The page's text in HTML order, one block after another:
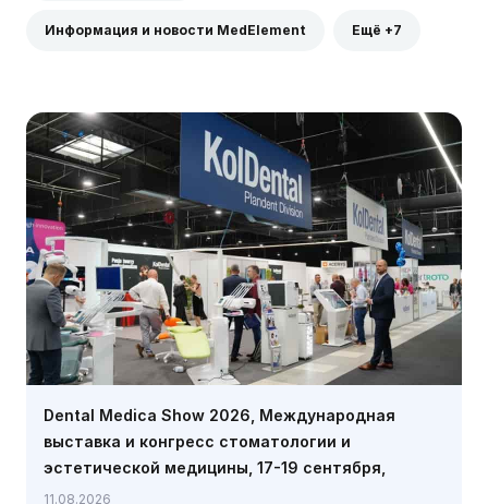
Информация и новости MedElement Ещё +7
Dental Medica Show 2026, Международная
выставка и конгресс стоматологии и
эстетической медицины, 17-19 сентября,
Варшава
11.08.2026